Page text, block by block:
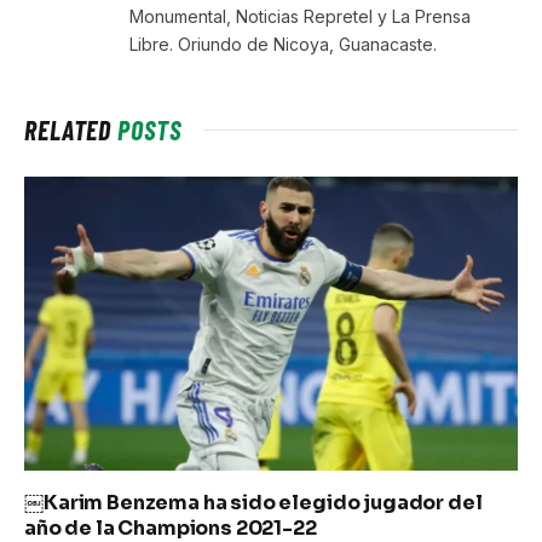
Monumental, Noticias Repretel y La Prensa
Libre. Oriundo de Nicoya, Guanacaste.
RELATEDPOSTS
￼Karim Benzema ha sido elegido jugador del
año de la Champions 2021-22